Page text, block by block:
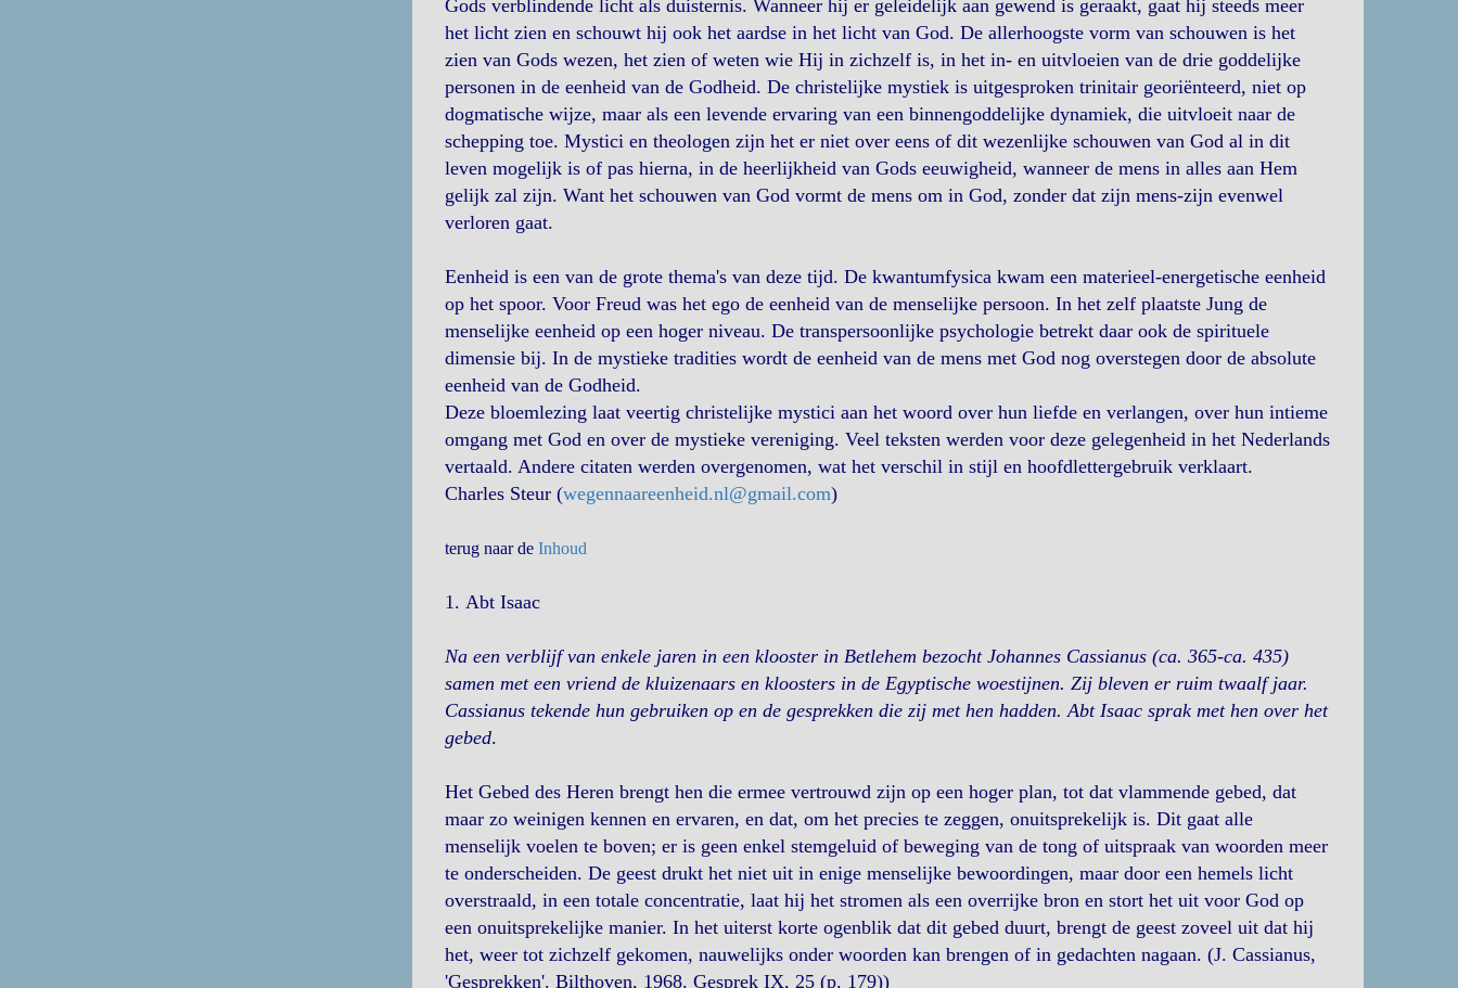
Gods verblindende licht als duisternis. Wanneer hij er geleidelijk aan gewend is geraakt, gaat hij steeds meer
het licht zien en schouwt hij ook het aardse in het licht van God. De allerhoogste vorm van schouwen is het
zien van Gods wezen, het zien of weten wie Hij in zichzelf is, in het in- en uitvloeien van de drie goddelijke
personen in de eenheid van de Godheid. De christelijke mystiek is uitgesproken trinitair georiënteerd, niet op
dogmatische wijze, maar als een levende ervaring van een binnengoddelijke dynamiek, die uitvloeit naar de
schepping toe. Mystici en theologen zijn het er niet over eens of dit wezenlijke schouwen van God al in dit
leven mogelijk is of pas hierna, in de heerlijkheid van Gods eeuwigheid, wanneer de mens in alles aan Hem
gelijk zal zijn. Want het schouwen van God vormt de mens om in God, zonder dat zijn mens-zijn evenwel
verloren gaat.
Eenheid is een van de grote thema's van deze tijd. De kwantumfysica kwam een materieel-energetische eenheid
op het spoor. Voor Freud was het ego de eenheid van de menselijke persoon. In het zelf plaatste Jung de
menselijke eenheid op een hoger niveau. De transpersoonlijke psychologie betrekt daar ook de spirituele
dimensie bij. In de mystieke tradities wordt de eenheid van de mens met God nog overstegen door de absolute
eenheid van de Godheid.
Deze bloemlezing laat veertig christelijke mystici aan het woord over hun liefde en verlangen, over hun intieme
omgang met God en over de mystieke vereniging. Veel teksten werden voor deze gelegenheid in het Nederlands
vertaald. Andere citaten werden overgenomen, wat het verschil in stijl en hoofdlettergebruik verklaart.
Charles Steur (wegennaareenheid.nl@gmail.com)
terug naar de Inhoud
1. Abt Isaac
Na een verblijf van enkele jaren in een klooster in Betlehem bezocht Johannes Cassianus (ca. 365-ca. 435)
samen met een vriend de kluizenaars en kloosters in de Egyptische woestijnen. Zij bleven er ruim twaalf jaar.
Cassianus tekende hun gebruiken op en de gesprekken die zij met hen hadden. Abt Isaac sprak met hen over het
gebed.
Het Gebed des Heren brengt hen die ermee vertrouwd zijn op een hoger plan, tot dat vlammende gebed, dat
maar zo weinigen kennen en ervaren, en dat, om het precies te zeggen, onuitsprekelijk is. Dit gaat alle
menselijk voelen te boven; er is geen enkel stemgeluid of beweging van de tong of uitspraak van woorden meer
te onderscheiden. De geest drukt het niet uit in enige menselijke bewoordingen, maar door een hemels licht
overstraald, in een totale concentratie, laat hij het stromen als een overrijke bron en stort het uit voor God op
een onuitsprekelijke manier. In het uiterst korte ogenblik dat dit gebed duurt, brengt de geest zoveel uit dat hij
het, weer tot zichzelf gekomen, nauwelijks onder woorden kan brengen of in gedachten nagaan. (J. Cassianus,
'Gesprekken'. Bilthoven, 1968. Gesprek IX, 25 (p. 179))